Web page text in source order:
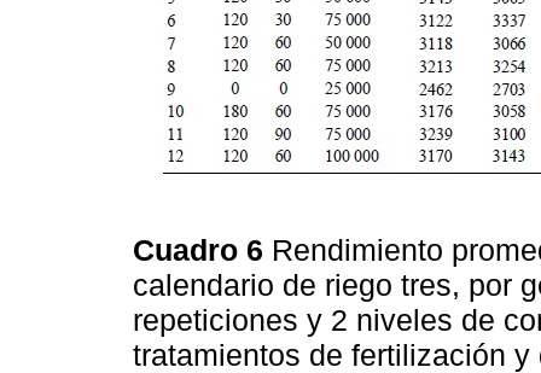
Cuadro 6 Rendimiento
calendario de riego tres, por
repeticiones y 2 niveles de
tratamientos de fertilización